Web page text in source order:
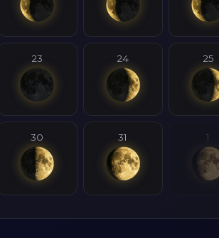
23 24 25
30 31 1